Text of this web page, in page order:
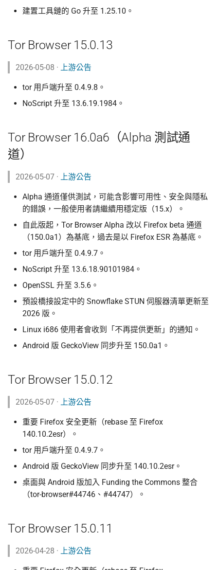
建置工具鏈的 Go 升至 1.25.10。
Tor Browser 15.0.13
2026-05-08 · 上游公告
tor 用戶端升至 0.4.9.8。
NoScript 升至 13.6.19.1984。
Tor Browser 16.0a6（Alpha 測試通
道）
2026-05-07 · 上游公告
Alpha 通道僅供測試，可能含影響可用性、安全與隱私
的錯誤，一般使用者請繼續用穩定版（15.x）。
自此版起，Tor Browser Alpha 改以 Firefox beta 通道
（150.0a1）為基底，過去是以 Firefox ESR 為基底。
tor 用戶端升至 0.4.9.7。
NoScript 升至 13.6.18.90101984。
OpenSSL 升至 3.5.6。
預設橋接設定中的 Snowflake STUN 伺服器清單更新至
2026 版。
Linux i686 使用者會收到「不再提供更新」的通知。
Android 版 GeckoView 同步升至 150.0a1。
Tor Browser 15.0.12
2026-05-07 · 上游公告
重要 Firefox 安全更新（rebase 至 Firefox
140.10.2esr）。
tor 用戶端升至 0.4.9.7。
Android 版 GeckoView 同步升至 140.10.2esr。
桌面與 Android 版加入 Funding the Commons 整合
（tor-browser#44746、#44747）。
Tor Browser 15.0.11
2026-04-28 · 上游公告